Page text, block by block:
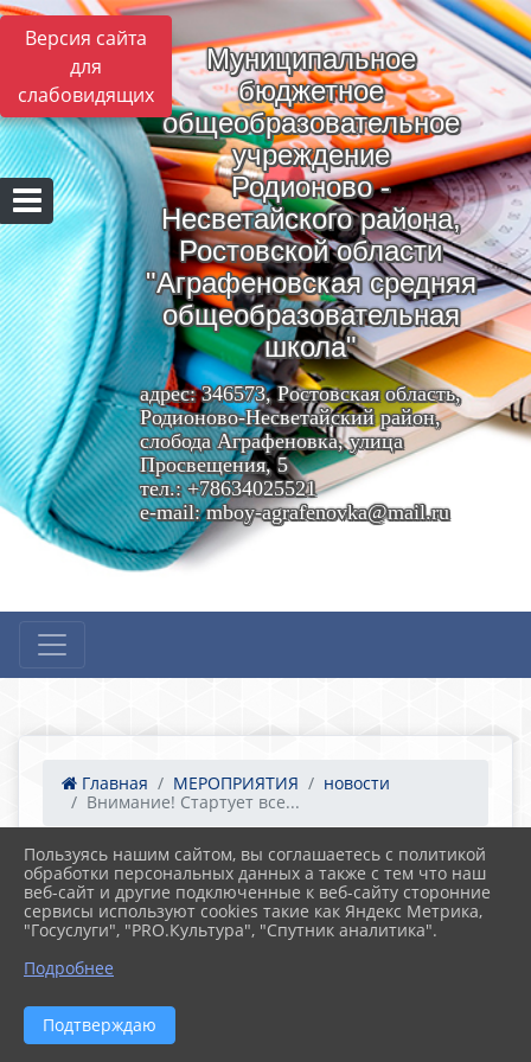
Версия сайта
для
слабовидящих
Муниципальное
бюджетное
общеобразовательное
учреждение
Родионово -
Несветайского района,
Ростовской области
"Аграфеновская средняя
общеобразовательная
школа"
адрес: 346573, Ростовская область,
Родионово-Несветайский район,
слобода Аграфеновка, улица
Просвещения, 5
тел.: +78634025521
e-mail: mboy-agrafenovka@mail.ru
Главная МЕРОПРИЯТИЯ
новости
Внимание! Стартует все...
09.04.2025 06:51 80
Внимание! Стартует всероссийский
космический диктант
Пользуясь нашим сайтом, вы соглашаетесь с политикой
обработки персональных данных а также с тем что наш
веб-сайт и другие подключенные к веб-сайту сторонние
сервисы используют cookies такие как Яндекс Метрика,
"Госуслуги", "PRO.Культура", "Спутник аналитика".
Подробнее
Подтверждаю